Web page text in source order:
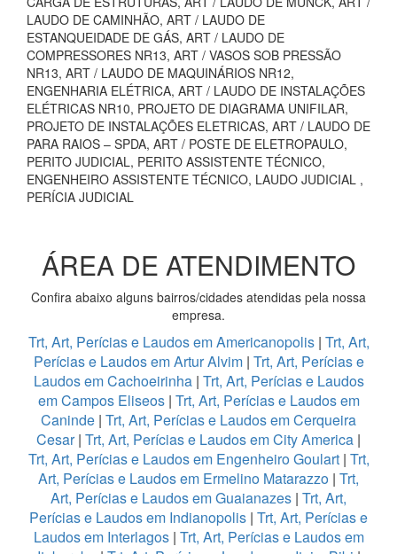
LAUDO DE CAMINHÃO, ART / LAUDO DE
ESTANQUEIDADE DE GÁS, ART / LAUDO DE
COMPRESSORES NR13, ART / VASOS SOB PRESSÃO
NR13, ART / LAUDO DE MAQUINÁRIOS NR12,
ENGENHARIA ELÉTRICA, ART / LAUDO DE INSTALAÇÕES
ELÉTRICAS NR10, PROJETO DE DIAGRAMA UNIFILAR,
PROJETO DE INSTALAÇÕES ELETRICAS, ART / LAUDO DE
PARA RAIOS – SPDA, ART / POSTE DE ELETROPAULO,
PERITO JUDICIAL, PERITO ASSISTENTE TÉCNICO,
ENGENHEIRO ASSISTENTE TÉCNICO, LAUDO JUDICIAL ,
PERÍCIA JUDICIAL
ÁREA DE ATENDIMENTO
Confira abaixo alguns bairros/cidades atendidas pela nossa
empresa.
Trt, Art, Perícias e Laudos em Americanopolis | Trt, Art,
Perícias e Laudos em Artur Alvim | Trt, Art, Perícias e
Laudos em Cachoeirinha| Trt, Art, Perícias e Laudos
em Campos Eliseos | Trt, Art, Perícias e Laudos em
Caninde | Trt, Art, Perícias e Laudos em Cerqueira
Cesar| Trt, Art, Perícias e Laudos em City America |
Trt, Art, Perícias e Laudos em Engenheiro Goulart | Trt,
Art, Perícias e Laudos em Ermelino Matarazzo | Trt,
Art, Perícias e Laudos em Guaianazes | Trt, Art,
Perícias e Laudos em Indianopolis | Trt, Art, Perícias e
Laudos em Interlagos| Trt, Art, Perícias e Laudos em